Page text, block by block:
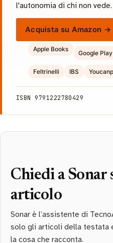
l'autonomia di chi non vede.
Acquista su Amazon →
Apple Books
Google Play
Feltrinelli IBS
ISBN 9791222780429
Chiedi a Sonar
articolo
Sonar è l’assistente di
solo gli articoli della testata
la cosa che racconta.